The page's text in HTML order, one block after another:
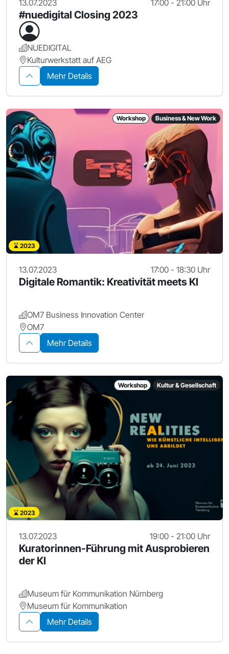
13.07.2023 17:00 - 21:00 Uhr
#nuedigital Closing 2023
NUEDIGITAL
Kulturwerkstatt auf AEG
Mehr Details
Workshop Business & New Work
2023
13.07.2023 17:00 - 18:30 Uhr
Digitale Romantik: Kreativität meets KI
OM7 Business Innovation Center
OM7
Mehr Details
Workshop Kultur & Gesellschaft
2023
13.07.2023 19:00 - 21:00 Uhr
Kuratorinnen-Führung mit Ausprobieren
der KI
Museum für Kommunikation Nürnberg
Museum für Kommunikation
Mehr Details